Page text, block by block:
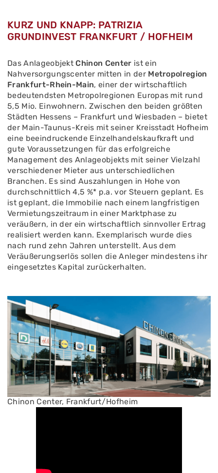
KURZ UND KNAPP: PATRIZIA
GRUNDINVEST FRANKFURT / HOFHEIM
Das AnlageobjektChinon Center ist ein
Nahversorgungscenter mitten in der Metropolregion
Frankfurt-Rhein-Main, einer der wirtschaftlich
bedeutendsten Metropolregionen Europas mit rund
5,5 Mio. Einwohnern. Zwischen den beiden größten
Städten Hessens – Frankfurt und Wiesbaden – bietet
der Main-Taunus-Kreis mit seiner Kreisstadt Hofheim
eine beeindruckende Einzelhandelskaufkraft und
gute Voraussetzungen für das erfolgreiche
Management des Anlageobjekts mit seiner Vielzahl
verschiedener Mieter aus unterschiedlichen
Branchen. Es sind Auszahlungen in Hohe von
durchschnittlich 4,5 %* p.a. vor Steuern geplant. Es
ist geplant, die Immobilie nach einem langfristigen
Vermietungszeitraum in einer Marktphase zu
veräußern, in der ein wirtschaftlich sinnvoller Ertrag
realisiert werden kann. Exemplarisch wurde dies
nach rund zehn Jahren unterstellt. Aus dem
Veräußerungserlös sollen die Anleger mindestens ihr
eingesetztes Kapital zurückerhalten.
Chinon Center, Frankfurt/Hofheim